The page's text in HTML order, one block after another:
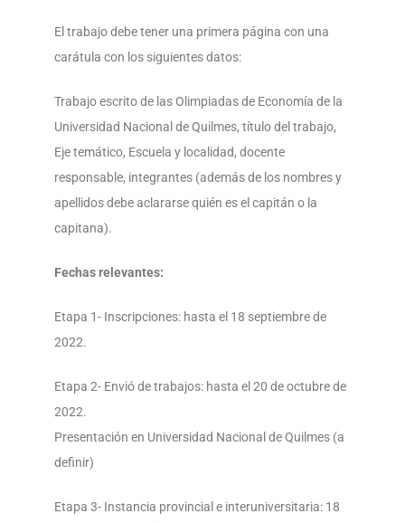
El trabajo debe tener una primera página con una
carátula con los siguientes datos:
Trabajo escrito de las Olimpiadas de Economía de la
Universidad Nacional de Quilmes, título del trabajo,
Eje temático, Escuela y localidad, docente
responsable, integrantes (además de los nombres y
apellidos debe aclararse quién es el capitán o la
capitana).
Fechas relevantes:
Etapa 1- Inscripciones: hasta el 18 septiembre de
2022.
Etapa 2- Envió de trabajos: hasta el 20 de octubre de
2022.
Presentación en Universidad Nacional de Quilmes (a
definir)
Etapa 3- Instancia provincial e interuniversitaria: 18